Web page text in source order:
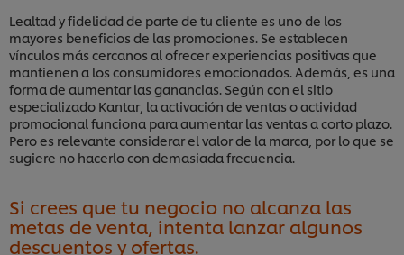
Lealtad y fidelidad de parte de tu cliente es uno de los
mayores beneficios de las promociones. Se establecen
vínculos más cercanos al ofrecer experiencias positivas que
mantienen a los consumidores emocionados. Además, es una
forma de aumentar las ganancias. Según con el sitio
especializado Kantar, la activación de ventas o actividad
promocional funciona para aumentar las ventas a corto plazo.
Pero es relevante considerar el valor de la marca, por lo que se
sugiere no hacerlo con demasiada frecuencia.
Si crees que tu negocio no alcanza las
metas de venta, intenta lanzar algunos
descuentos y ofertas.